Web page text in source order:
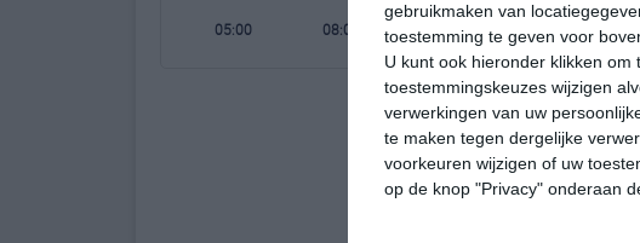
gebruikmaken van
toestemming te geven voor
U kunt ook hieronder klikken
toestemmingskeuzes wijzigen
verwerkingen van uw
te maken tegen dergelijke
voorkeuren wijzigen of uw
op de knop "Privacy" onderaan
05:00 08:00 11:00